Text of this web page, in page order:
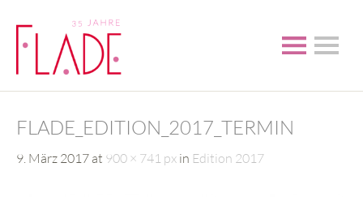
FLADE_EDITION_2017_TERMIN
9. März 2017 at 900 × 741 px in Edition 2017